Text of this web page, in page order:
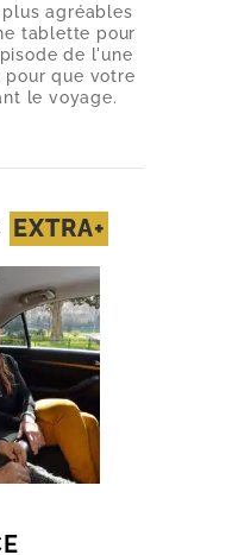
agréables
tablette pour
de l'une
pour que votre
le voyage.
EXTRA+